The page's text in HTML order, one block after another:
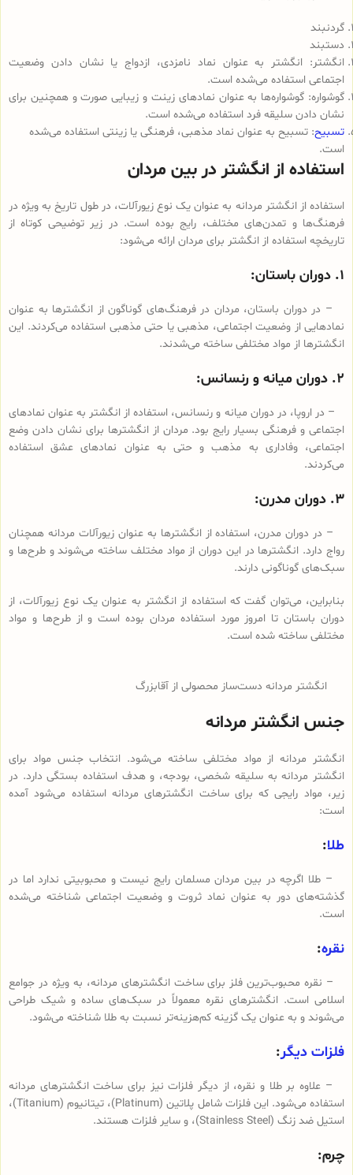
گردنبند
دستبند
انگشتر: انگشتر به عنوان نماد نامزدی، ازدواج یا نشان دادن وضعیت
اجتماعی استفاده می‌شده است.
گوشواره: گوشواره‌ها به عنوان نمادهای زینت و زیبایی صورت و همچنین برای
نشان دادن سلیقه فرد استفاده می‌شده است.
تسبیح: تسبیح به عنوان نماد مذهبی، فرهنگی یا زینتی استفاده می‌شده
است.
استفاده از انگشتر در بین مردان
استفاده از انگشتر مردانه به عنوان یک نوع زیورآلات، در طول تاریخ به ویژه در
فرهنگ‌ها و تمدن‌های مختلف، رایج بوده است. در زیر توضیحی کوتاه از
تاریخچه استفاده از انگشتر برای مردان ارائه می‌شود:
۱. دوران باستان:
– در دوران باستان، مردان در فرهنگ‌های گوناگون از انگشترها به عنوان
نمادهایی از وضعیت اجتماعی، مذهبی یا حتی مذهبی استفاده می‌کردند. این
انگشترها از مواد مختلفی ساخته می‌شدند.
۲. دوران میانه و رنسانس:
– در اروپا، در دوران میانه و رنسانس، استفاده از انگشتر به عنوان نمادهای
اجتماعی و فرهنگی بسیار رایج بود. مردان از انگشترها برای نشان دادن وضع
اجتماعی، وفاداری به مذهب و حتی به عنوان نمادهای عشق استفاده
می‌کردند.
۳. دوران مدرن:
– در دوران مدرن، استفاده از انگشترها به عنوان زیورآلات مردانه همچنان
رواج دارد. انگشترها در این دوران از مواد مختلف ساخته می‌شوند و طرح‌ها و
سبک‌های گوناگونی دارند.
بنابراین، می‌توان گفت که استفاده از انگشتر به عنوان یک نوع زیورآلات، از
دوران باستان تا امروز مورد استفاده مردان بوده است و از طرح‌ها و مواد
مختلفی ساخته شده است.
انگشتر مردانه دست‌ساز محصولی از آقابزرگ
جنس انگشتر مردانه
انگشتر مردانه از مواد مختلفی ساخته می‌شود. انتخاب جنس مواد برای
انگشتر مردانه به سلیقه شخصی، بودجه، و هدف استفاده بستگی دارد. در
زیر، مواد رایجی که برای ساخت انگشترهای مردانه استفاده می‌شود آمده
است:
طلا:
– طلا اگرچه در بین مردان مسلمان رایج نیست و محبوبیتی ندارد اما در
گذشته‌های دور به عنوان نماد ثروت و وضعیت اجتماعی شناخته می‌شده
است.
نقره:
– نقره محبوب‌ترین فلز برای ساخت انگشترهای مردانه، به ویژه در جوامع
اسلامی است. انگشترهای نقره معمولاً در سبک‌های ساده و شیک طراحی
می‌شوند و به عنوان یک گزینه کم‌هزینه‌تر نسبت به طلا شناخته می‌شود.
فلزات دیگر:
– علاوه بر طلا و نقره، از دیگر فلزات نیز برای ساخت انگشترهای مردانه
استفاده می‌شود. این فلزات شامل پلاتین (Platinum)، تیتانیوم (Titanium)،
استیل ضد زنگ (Stainless Steel)، و سایر فلزات هستند.
چرم: